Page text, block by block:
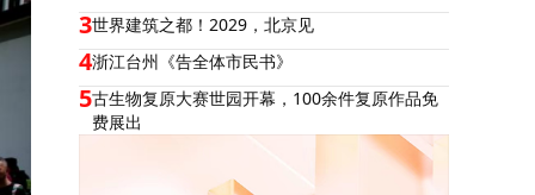
3世界建筑之都！2029，北京见
4浙江台州《告全体市民书》
5古生物复原大赛世园开幕，100余件复原作品免
费展出